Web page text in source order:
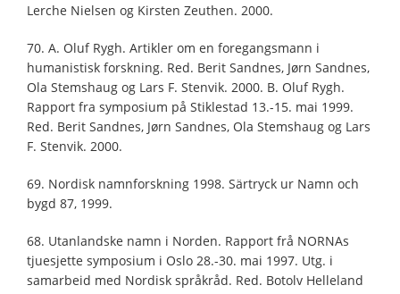
Lerche Nielsen og Kirsten Zeuthen. 2000.
70. A. Oluf Rygh. Artikler om en foregangsmann i
humanistisk forskning. Red. Berit Sandnes, Jørn Sandnes,
Ola Stemshaug og Lars F. Stenvik. 2000. B. Oluf Rygh.
Rapport fra symposium på Stiklestad 13.-15. mai 1999.
Red. Berit Sandnes, Jørn Sandnes, Ola Stemshaug og Lars
F. Stenvik. 2000.
69. Nordisk namnforskning 1998. Särtryck ur Namn och
bygd 87, 1999.
68. Utanlandske namn i Norden. Rapport frå NORNAs
tjuesjette symposium i Oslo 28.-30. mai 1997. Utg. i
samarbeid med Nordisk språkråd. Red. Botolv Helleland